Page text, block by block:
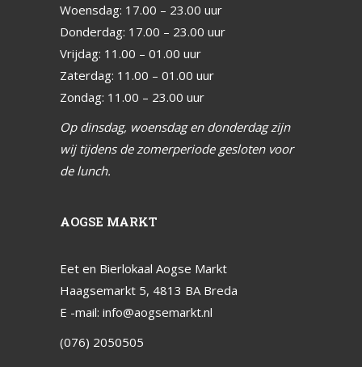
Woensdag: 17.00 – 23.00 uur
Donderdag: 17.00 – 23.00 uur
Vrijdag: 11.00 – 01.00 uur
Zaterdag: 11.00 – 01.00 uur
Zondag: 11.00 – 23.00 uur
Op dinsdag, woensdag en donderdag zijn
wij tijdens de zomerperiode gesloten voor
de lunch.
AOGSE MARKT
Eet en Bierlokaal Aogse Markt
Haagsemarkt 5, 4813 BA Breda
E -mail: info@aogsemarkt.nl
(076) 2050505